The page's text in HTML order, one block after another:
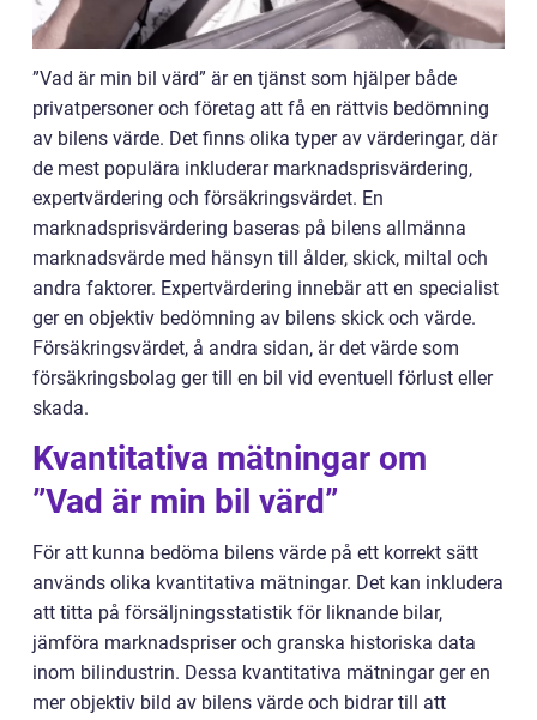
”Vad är min bil värd” är en tjänst som hjälper både
privatpersoner och företag att få en rättvis bedömning
av bilens värde. Det finns olika typer av värderingar, där
de mest populära inkluderar marknadsprisvärdering,
expertvärdering och försäkringsvärdet. En
marknadsprisvärdering baseras på bilens allmänna
marknadsvärde med hänsyn till ålder, skick, miltal och
andra faktorer. Expertvärdering innebär att en specialist
ger en objektiv bedömning av bilens skick och värde.
Försäkringsvärdet, å andra sidan, är det värde som
försäkringsbolag ger till en bil vid eventuell förlust eller
skada.
Kvantitativa mätningar om
”Vad är min bil värd”
För att kunna bedöma bilens värde på ett korrekt sätt
används olika kvantitativa mätningar. Det kan inkludera
att titta på försäljningsstatistik för liknande bilar,
jämföra marknadspriser och granska historiska data
inom bilindustrin. Dessa kvantitativa mätningar ger en
mer objektiv bild av bilens värde och bidrar till att